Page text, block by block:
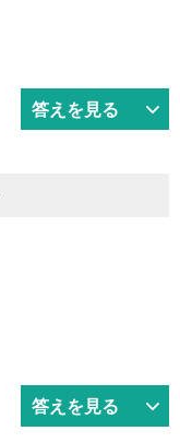
答えを見る
答えを見る